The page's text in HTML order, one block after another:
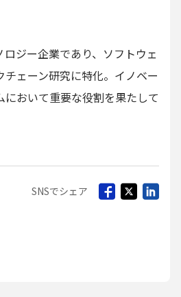
ジー企業であり、ソフトウェ
ェーン研究に特化。イノベー
において重要な役割を果たして
SNSでシェア